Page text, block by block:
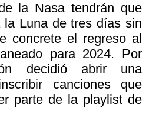
la Nasa tendrán que
Luna de tres días sin
concrete el regreso al
para 2024. Por
decidió abrir una
canciones que
parte de la playlist de